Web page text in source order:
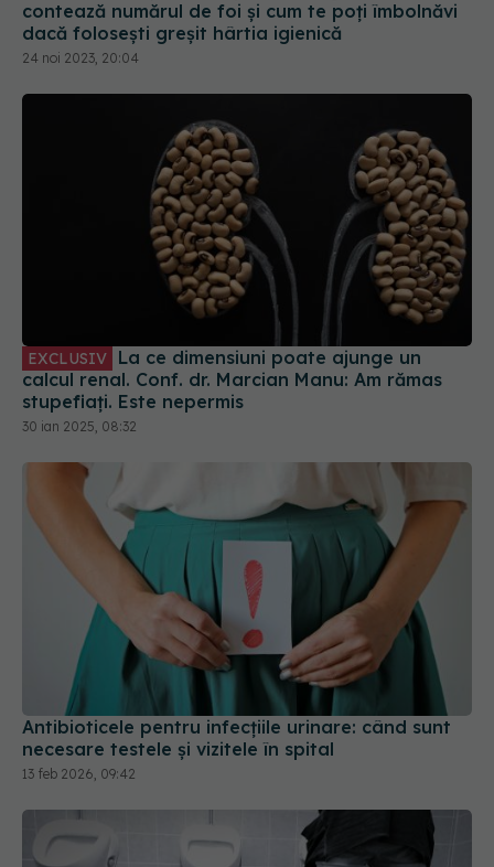
calcul renal. Conf. dr. Marcian Manu: Am rămas
stupefiați. Este nepermis
30 ian 2025, 08:32
Antibioticele pentru infecțiile urinare: când sunt
necesare testele și vizitele în spital
13 feb 2026, 09:42